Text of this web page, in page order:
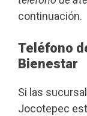
continuación.
Teléfono
Bienestar
Si las
Jocotepec